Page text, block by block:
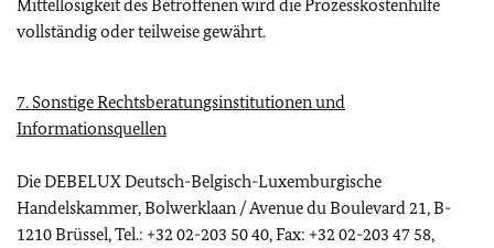
Mittellosigkeit des Betroffenen wird die Prozesskostenhilfe
vollständig oder teilweise gewährt.
7. Sonstige Rechtsberatungsinstitutionen und
Informationsquellen
Die DEBELUX Deutsch-Belgisch-Luxemburgische
Handelskammer, Bolwerklaan / Avenue du Boulevard 21, B-
1210 Brüssel, Tel.: +32 02-203 50 40, Fax: +32 02-203 47 58,